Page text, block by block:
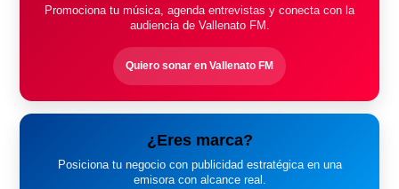
Promociona tu música, agenda entrevistas y conecta con la
audiencia de Vallenato FM.
Quiero sonar en Vallenato FM
¿Eres marca?
Posiciona tu negocio con publicidad estratégica en una
emisora con alcance real.